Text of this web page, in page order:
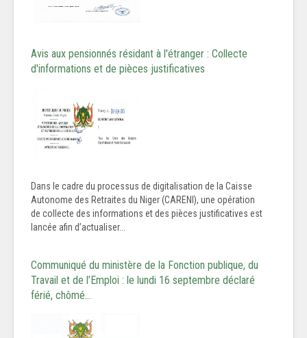
Avis aux pensionnés résidant à l'étranger : Collecte
d'informations et de pièces justificatives
Dans le cadre du processus de digitalisation de la Caisse
Autonome des Retraites du Niger (CARENI), une opération
de collecte des informations et des pièces justificatives est
lancée afin d’actualiser...
Communiqué du ministère de la Fonction publique, du
Travail et de l’Emploi : le lundi 16 septembre déclaré
férié, chômé…